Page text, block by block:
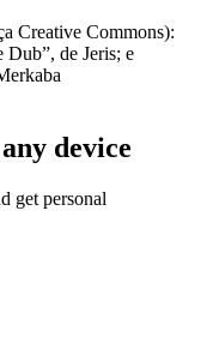
Creative Commons):
de Jeris; e
device
get personal